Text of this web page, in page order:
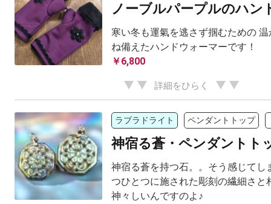
ノーブルパープルのハン
寒い冬も運氣を逃さず掴むための
ね備えたハンドウォーマーです！
￥6,800
詳細をひらく
ラブラドライト ペンダントトップ
神宿る蒼・ペンダントト
神宿る蒼を持つ石。。そう感じてし
つひとつに施された彫刻の繊細さと
神々しいんですのよ♪